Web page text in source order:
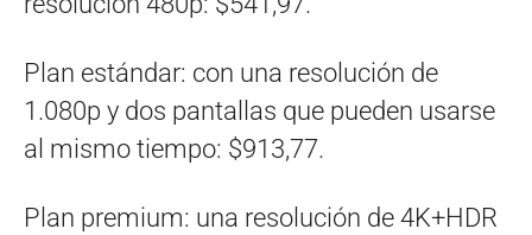
Plan estándar: con una resolución de
1.080p y dos pantallas que pueden usarse
al mismo tiempo: $913,77.
Plan premium: una resolución de 4K+HDR